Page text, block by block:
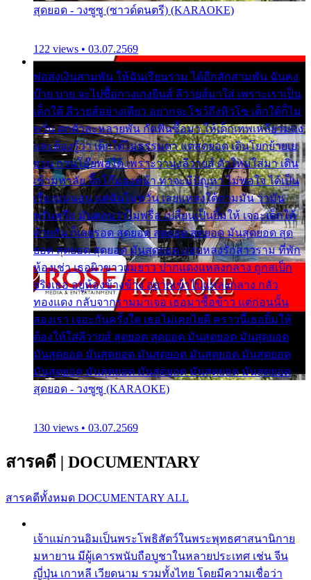
สุดยอด - วงซูซู (ซาวด์ดนตรี) (KARAOKE)
122 views • 03.07.2569
พ่อส่งเงินสามพัน ให้ฉันเรียนราม ได้อีกสักสามพัน ฉันคง
บ๊าย บาย จะไปซื้อกางเกงยีนส์ ลีวายส์มาใส่ เพราะเราเป็น
เด็กใต้ ลีวายส์อย่างเดียว อยากจะโชว์ถึงหิวโซ เด็กใต้ก็ไม่
หวั่น ตกตัวละหลายพัน กัดฟันซื้อมา ให้เด็กเทพเหลียวมอง
และต้องรู้ว่า เด็กใต้ไม่ธรรมดา แต่สุดยอด เดินโยกย้ายเย
ยวน กวนโอ๊ยพอได้ เพราะว่านุ่งลีวายส์ ตัวใหม่ใส่มา เดิน
เข้ามหาลัย จิ๊กโก๊มองหน้า ท่าจะมีปัญหา ไม่พอใจ ได้เป็น
เรื่องแน่นอน แต่ฉันไม่หวั่น เลยแหลงใต้ถามมัน ว่ามัน
พรั่นพรือ มันตอบว่าไม่พรื่อ เปลี่ยนเป็นยิ้มให้ เจอะเด็กใต้
ด้วยกัน ก็เลยรอด สุดยอด สุดยอด สุดยอด มันสุดยอด สุด
ยอด สุดยอด สุดยอด มันสุดยอด แอบหลงรักสาวราม ที่พัก
ห้องเช่า เธอผิวขาวผมยาว ปากแดงแหลงกลาง ถูกสเป็ก
จริงเธอ อยู่ห้องข้างข้าง อยากเข้าไปแหลงกลาง กลัว
ทองแดง กลับจากรามมาเจอ เธอมาซื้อข้าว แต่ก่อนนั้น
สองเรา เจอะกันครั้งใด เธอไม่เคยไยดี คราวนี้เธอยิ้มให้
ต้องให้ใส่ลีวายส์ สุดยอด สุดยอด มันสุดยอด มันสุดยอด
มันสุดยอด มันสุดยอด มันสุดยอด มันสุดยอด มันสุดยอด
มันสุดยอด มันสุดยอด มันสุดยอด มันสุดยอด มันสุดยอด
สุดยอด - วงซูซู (KARAOKE)
130 views • 03.07.2569
สารคดี | DOCUMENTARY
สารคดีทั้งหมด DOCUMENTARY ALL
เจ้าแม่กวนอิมเป็นพระโพธิสัตว์ในพระพุทธศาสนานิกาย
มหายาน มีผู้เคารพนับถือบูชาในหลายประเทศ เช่น จีน
ญี่ปุ่น เกาหลี เวียดนาม รวมทั้งไทย โดยมีความเชื่อว่า